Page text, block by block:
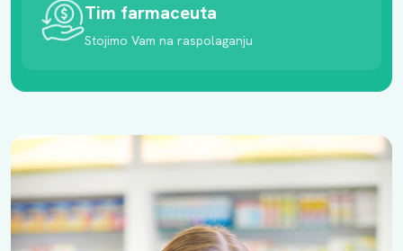
Tim farmaceuta
Stojimo Vam na raspolaganju